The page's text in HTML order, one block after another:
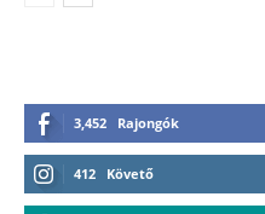
3,452 Rajongók
412 Követő